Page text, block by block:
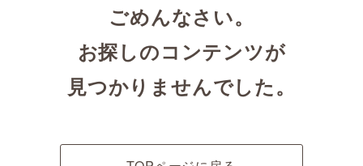
ごめんなさい。
お探しのコンテンツが
見つかりませんでした。